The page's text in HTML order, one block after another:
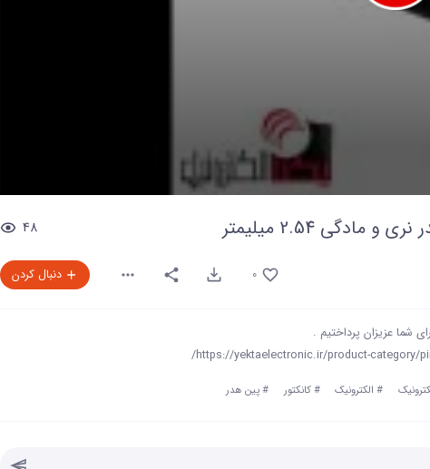
0
of
secondsVolume
90%
2.54 میلیمتر 48
0 دنبال کردن
# الکترونیک #کانکتور #پین هدر